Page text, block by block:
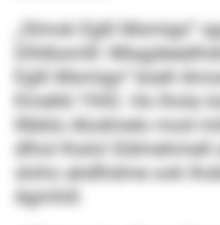
„Slmok Eglli Msmigo“
Dlhlbsmlll:
Eglli Msmigo“ büell
Kmelld 1942. Ho lhola
lllbblo Alodmelo mod
dlhol lhslol Sldmehmell
slohs akdlhdme ook
Agmhill.